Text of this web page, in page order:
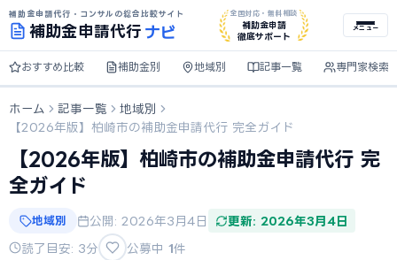
補助金申請代行・コンサルの総合比較サイト
補助金申請代行 ナビ
全国対応・無料相談
補助金申請
徹底サポート
メニュー
おすすめ比較 補助金別 地域別 記事一覧 専門家検索
ホーム 記事一覧
地域別
【2026年版】柏崎市の補助金申請代行 完全ガイド
【2026年版】柏崎市の補助金申請代行 完
全ガイド
地域別 公開: 2026年3月4日 更新: 2026年3月4日
読了目安: 3分 公募中 1件